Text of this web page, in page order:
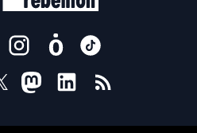
US ON